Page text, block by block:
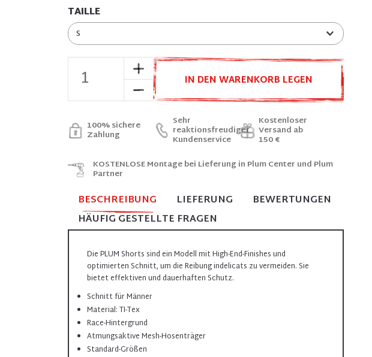
TAILLE
S
IN DEN WARENKORB LEGEN
100% sichere
Zahlung
Sehr
reaktionsfreudiger
Kundenservice
Kostenloser
Versand ab
150 €
KOSTENLOSE Montage bei Lieferung in Plum Center und Plum
Partner
BESCHREIBUNG LIEFERUNG
BEWERTUNGEN
HÄUFIG GESTELLTE FRAGEN
Die PLUM Shorts sind ein Modell mit High-End-Finishes und
optimierten Schnitt, um die Reibung indelicats zu vermeiden. Sie
bietet effektiven und dauerhaften Schutz.
Schnitt für Männer
Material: TI-Tex
Race-Hintergrund
Atmungsaktive Mesh-Hosenträger
Standard-Größen